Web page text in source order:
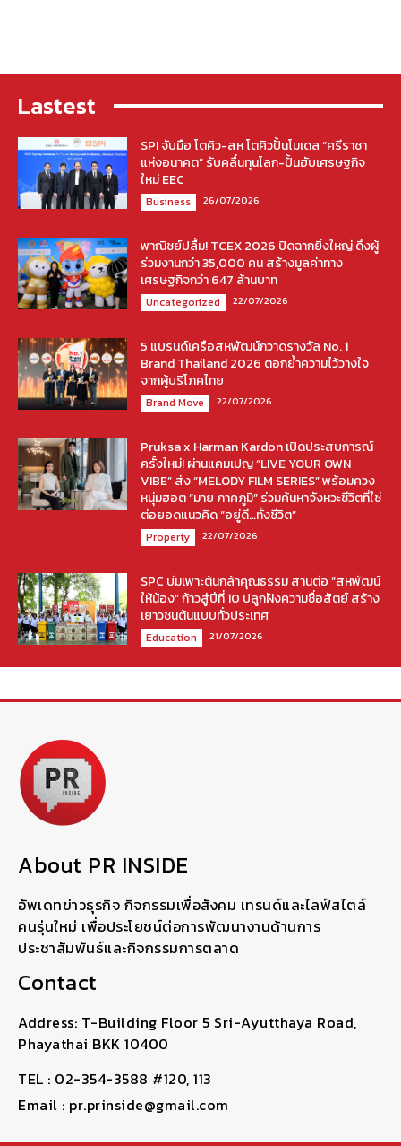
Lastest
SPI จับมือ โตคิว-สห โตคิวปั้นโมเดล “ศรีราชา
แห่งอนาคต” รับคลื่นทุนโลก-ปั้นฮับเศรษฐกิจ
ใหม่ EEC
Business 26/07/2026
พาณิชย์ปลื้ม! TCEX 2026 ปิดฉากยิ่งใหญ่ ดึงผู้
ร่วมงานกว่า 35,000 คน สร้างมูลค่าทาง
เศรษฐกิจกว่า 647 ล้านบาท
Uncategorized 22/07/2026
5 แบรนด์เครือสหพัฒน์กวาดรางวัล No. 1
Brand Thailand 2026 ตอกย้ำความไว้วางใจ
จากผู้บริโภคไทย
Brand Move 22/07/2026
Pruksa x Harman Kardon เปิดประสบการณ์
ครั้งใหม่! ผ่านแคมเปญ “LIVE YOUR OWN
VIBE” ส่ง “MELODY FILM SERIES” พร้อมควง
หนุ่มฮอต “มาย ภาคภูมิ” ร่วมค้นหาจังหวะชีวิตที่ใช่
ต่อยอดแนวคิด “อยู่ดี…ทั้งชีวิต”
Property 22/07/2026
SPC บ่มเพาะต้นกล้าคุณธรรม สานต่อ “สหพัฒน์
ให้น้อง” ก้าวสู่ปีที่ 10 ปลูกฝังความซื่อสัตย์ สร้าง
เยาวชนต้นแบบทั่วประเทศ
Education 21/07/2026
About PR INSIDE
อัพเดทข่าวธุรกิจ กิจกรรมเพื่อสังคม เทรนด์และไลฟ์สไตล์
คนรุ่นใหม่ เพื่อประโยชน์ต่อการพัฒนางานด้านการ
ประชาสัมพันธ์และกิจกรรมการตลาด
Contact
Address: T-Building Floor 5 Sri-Ayutthaya Road,
Phayathai BKK 10400
TEL : 02-354-3588 #120, 113
Email : pr.prinside@gmail.com